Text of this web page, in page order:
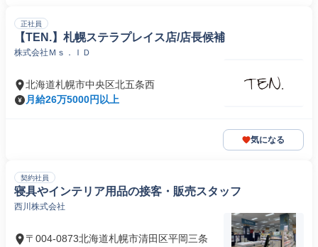
正社員
【TEN.】札幌ステラプレイス店/店長候補
株式会社Ｍｓ．ＩＤ
北海道札幌市中央区北五条西
月給26万5000円以上
気になる
契約社員
寝具やインテリア用品の接客・販売スタッフ
西川株式会社
〒004-0873北海道札幌市清田区平岡三条